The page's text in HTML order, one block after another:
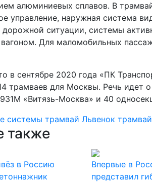
алюминиевых сплавов. В
управление, наружная система
дорожной ситуации, системы
Для маломобильных
в сентябре 2020 года «ПК
трамваев для Москвы. Речь
«Витязь-Москва» и 40
системы трамвай Львенок
также
в Россию
Впервые в
представил